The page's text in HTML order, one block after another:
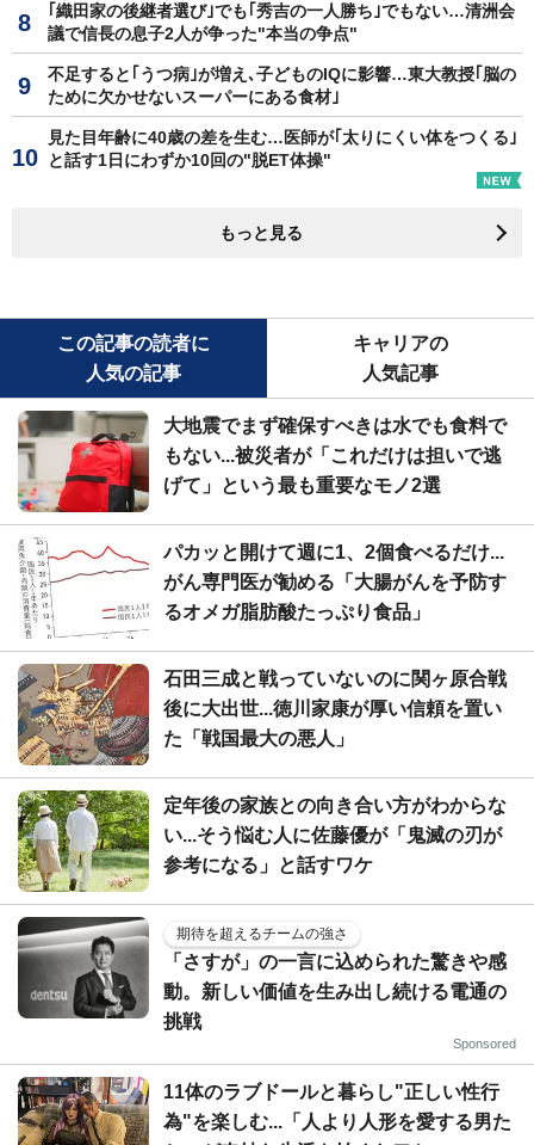
｢織田家の後継者選び｣でも｢秀吉の一人勝ち｣でもない…清洲会
議で信長の息子2人が争った"本当の争点"
不足すると｢うつ病｣が増え､子どものIQに影響…東大教授｢脳の
ために欠かせないスーパーにある食材｣
見た目年齢に40歳の差を生む…医師が｢太りにくい体をつくる｣
と話す1日にわずか10回の"脱ET体操"
もっと見る
この記事の読者に
人気の記事
キャリアの
人気記事
大地震でまず確保すべきは水でも食料で
もない...被災者が「これだけは担いで逃
げて」という最も重要なモノ2選
パカッと開けて週に1、2個食べるだけ...
がん専門医が勧める「大腸がんを予防す
るオメガ脂肪酸たっぷり食品」
石田三成と戦っていないのに関ヶ原合戦
後に大出世...徳川家康が厚い信頼を置い
た「戦国最大の悪人」
定年後の家族との向き合い方がわからな
い...そう悩む人に佐藤優が「鬼滅の刃が
参考になる」と話すワケ
期待を超えるチームの強さ
「さすが」の一言に込められた驚きや感
動。新しい価値を生み出し続ける電通の
挑戦
Sponsored
11体のラブドールと暮らし"正しい性行
為"を楽しむ...「人より人形を愛する男た